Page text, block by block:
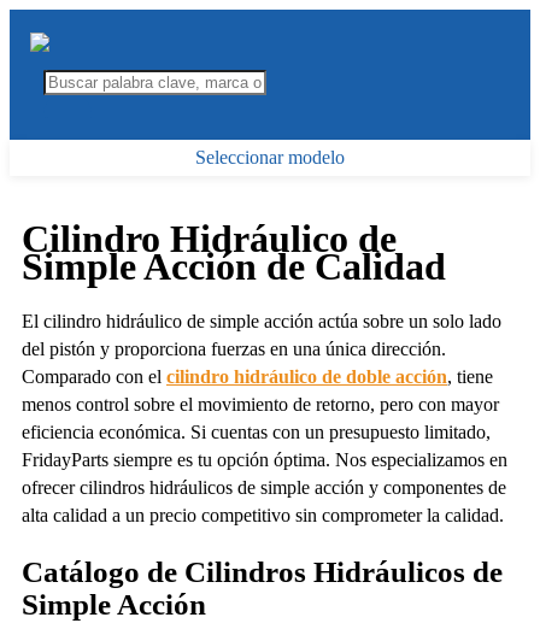
Seleccionar modelo
Cilindro Hidráulico de
Simple Acción de Calidad
El cilindro hidráulico de simple acción actúa sobre un solo lado
del pistón y proporciona fuerzas en una única dirección.
Comparado con el cilindro hidráulico de doble acción, tiene
menos control sobre el movimiento de retorno, pero con mayor
eficiencia económica. Si cuentas con un presupuesto limitado,
FridayParts siempre es tu opción óptima. Nos especializamos en
ofrecer cilindros hidráulicos de simple acción y componentes de
alta calidad a un precio competitivo sin comprometer la calidad.
Catálogo de Cilindros Hidráulicos de
Simple Acción